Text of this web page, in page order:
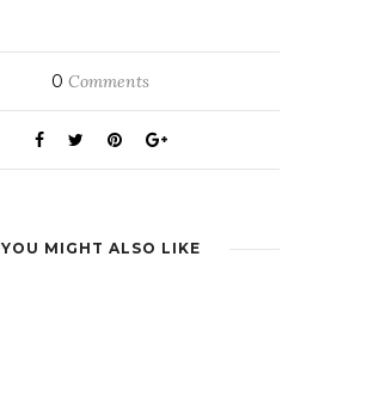
0 Comments
YOU MIGHT ALSO LIKE